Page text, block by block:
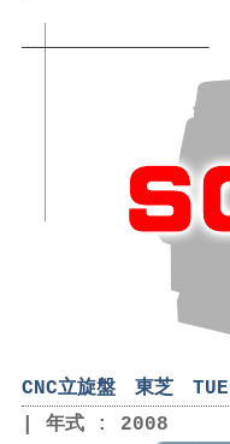
CNC立旋盤 東芝
年式 : 2008